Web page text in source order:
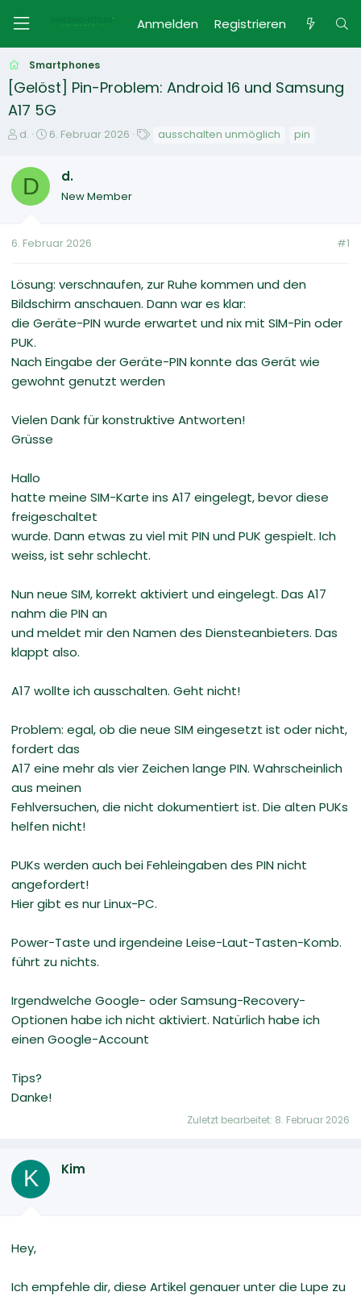
Anmelden Registrieren
Smartphones
[Gelöst] Pin-Problem: Android 16 und Samsung
A17 5G
E
s
e
e
d.
E
t
e
t
6. Februar 2026
e
ausschalten unmöglich pin
D d.
New Member
6. Februar 2026 #1
Lösung: verschnaufen, zur Ruhe kommen und den
Bildschirm anschauen. Dann war es klar:
die Geräte-PIN wurde erwartet und nix mit SIM-Pin oder
PUK.
Nach Eingabe der Geräte-PIN konnte das Gerät wie
gewohnt genutzt werden
Vielen Dank für konstruktive Antworten!
Grüsse
Hallo
hatte meine SIM-Karte ins A17 eingelegt, bevor diese
freigeschaltet
wurde. Dann etwas zu viel mit PIN und PUK gespielt. Ich
weiss, ist sehr schlecht.
Nun neue SIM, korrekt aktiviert und eingelegt. Das A17
nahm die PIN an
und meldet mir den Namen des Diensteanbieters. Das
klappt also.
A17 wollte ich ausschalten. Geht nicht!
Problem: egal, ob die neue SIM eingesetzt ist oder nicht,
fordert das
A17 eine mehr als vier Zeichen lange PIN. Wahrscheinlich
aus meinen
Fehlversuchen, die nicht dokumentiert ist. Die alten PUKs
helfen nicht!
PUKs werden auch bei Fehleingaben des PIN nicht
angefordert!
Hier gibt es nur Linux-PC.
Power-Taste und irgendeine Leise-Laut-Tasten-Komb.
führt zu nichts.
Irgendwelche Google- oder Samsung-Recovery-
Optionen habe ich nicht aktiviert. Natürlich habe ich
einen Google-Account
Tips?
Danke!
Zuletzt bearbeitet: 8. Februar 2026
K Kim
Hey,
Ich empfehle dir, diese Artikel genauer unter die Lupe zu